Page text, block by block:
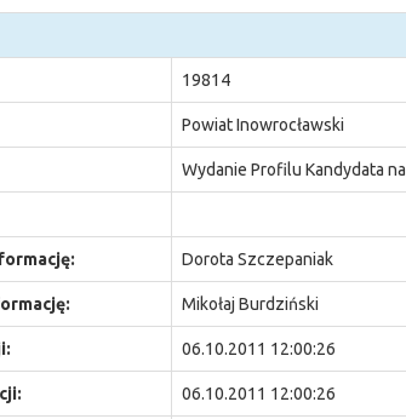
19814
Powiat Inowrocławski
Wydanie Profilu Kandydata
Dorota Szczepaniak
Mikołaj Burdziński
06.10.2011 12:00:26
06.10.2011 12:00:26